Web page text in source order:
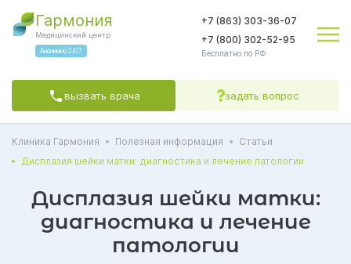
Гармония
Медицинский центр
Анонимно 24/7
+7 (863) 303-36-07
+7 (800) 302-52-95
Бесплатно по РФ
вызвать врача задать вопрос
Яндекс.Метрика
Политикой обработки Политикой конфиденциальности Пользовательским
соглашением
Клиника Гармония Полезная информация
Статьи
Дисплазия шейки матки: диагностика и лечение патологии
Дисплазия шейки матки:
диагностика и лечение
патологии